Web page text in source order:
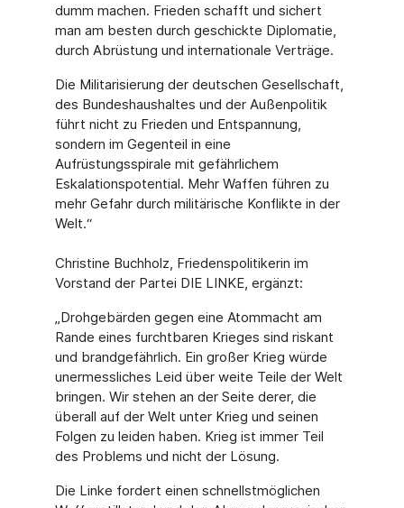
dumm machen. Frieden schafft und sichert
man am besten durch geschickte Diplomatie,
durch Abrüstung und internationale Verträge.
Die Militarisierung der deutschen Gesellschaft,
des Bundeshaushaltes und der Außenpolitik
führt nicht zu Frieden und Entspannung,
sondern im Gegenteil in eine
Aufrüstungsspirale mit gefährlichem
Eskalationspotential. Mehr Waffen führen zu
mehr Gefahr durch militärische Konflikte in der
Welt.“
Christine Buchholz, Friedenspolitikerin im
Vorstand der Partei DIE LINKE, ergänzt:
„Drohgebärden gegen eine Atommacht am
Rande eines furchtbaren Krieges sind riskant
und brandgefährlich. Ein großer Krieg würde
unermessliches Leid über weite Teile der Welt
bringen. Wir stehen an der Seite derer, die
überall auf der Welt unter Krieg und seinen
Folgen zu leiden haben. Krieg ist immer Teil
des Problems und nicht der Lösung.
Die Linke fordert einen schnellstmöglichen